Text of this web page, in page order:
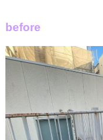
before